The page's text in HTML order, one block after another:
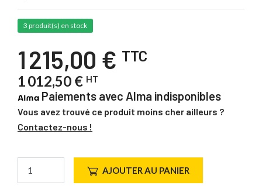
3 produit(s) en stock
1 215,00 € TTC
1 012,50 € HT
Paiements avec Alma indisponibles
Vous avez trouvé ce produit moins cher ailleurs ?
Contactez-nous !
AJOUTER AU PANIER